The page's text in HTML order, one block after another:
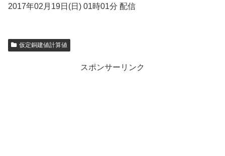
2017年02月19日(日) 01時01分 配信
仮定銅建値計算値
スポンサーリンク